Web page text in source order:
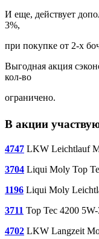
И еще, действует
3%,
при покупке от 2-х
Выгодная акция
кол-во
ограничено.
В акции
4747 LKW Leichtlauf
3704 Liqui Moly Top
1196 Liqui Moly
3711 Top Tec 4200
4702 LKW Langzeit